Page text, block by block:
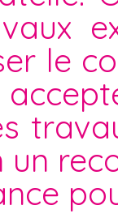
le
un